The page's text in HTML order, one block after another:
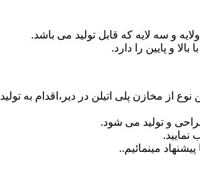
و پایین را دارد.
توجه به نیاز این نوع از مخازن پلی اتیلن در
و تولید می شود.
نمایید.
مینمائیم..